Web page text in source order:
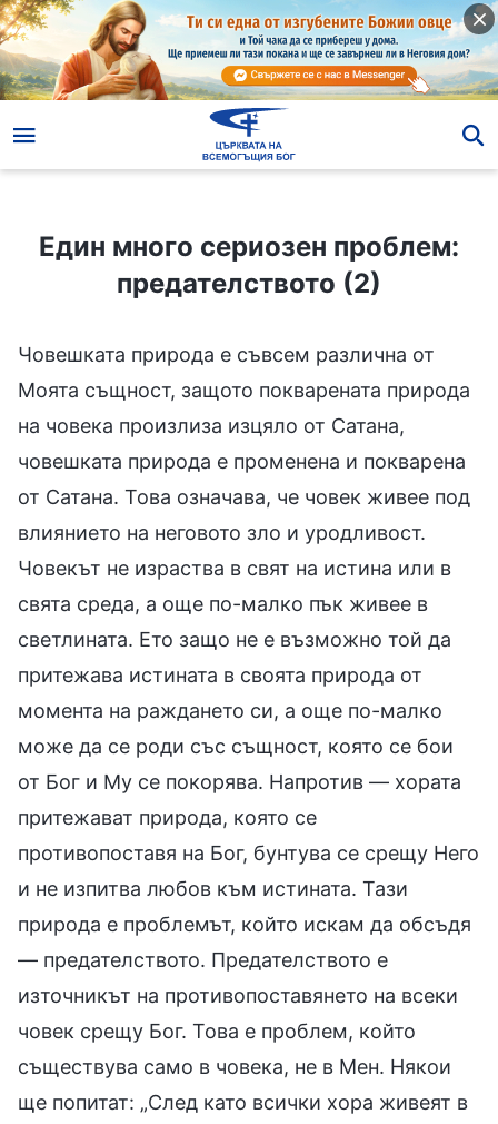
Един много сериозен проблем: предателството (2)
Един много сериозен проблем:
предателството (2)
Човешката природа е съвсем различна от
Моята същност, защото покварената природа
на човека произлиза изцяло от Сатана,
човешката природа е променена и покварена
от Сатана. Това означава, че човек живее под
влиянието на неговото зло и уродливост.
Човекът не израства в свят на истина или в
свята среда, а още по-малко пък живее в
светлината. Ето защо не е възможно той да
притежава истината в своята природа от
момента на раждането си, а още по-малко
може да се роди със същност, която се бои
от Бог и Му се покорява. Напротив — хората
притежават природа, която се
противопоставя на Бог, бунтува се срещу Него
и не изпитва любов към истината. Тази
природа е проблемът, който искам да обсъдя
— предателството. Предателството е
източникът на противопоставянето на всеки
човек срещу Бог. Това е проблем, който
съществува само в човека, не в Мен. Някои
ще попитат: „След като всички хора живеят в